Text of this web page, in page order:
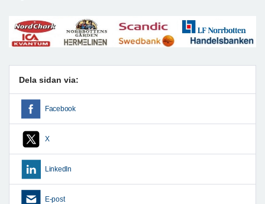
Dela sidan via:
Facebook
X
LinkedIn
E-post